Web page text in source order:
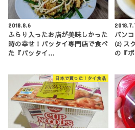
2018.8.6
ふらり入ったお店が美味しかった
時の幸せ！パッタイ専門店で食べ
た『パッタイ…
バン
⑵ ス
の『
日本で買った！タイ食品